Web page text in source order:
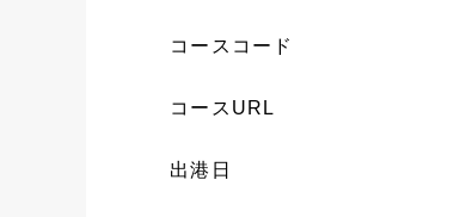
コースコード
コースURL
出港日